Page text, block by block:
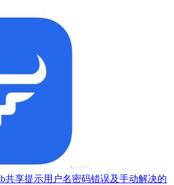
共享提示用户名密码错误及手动解决的